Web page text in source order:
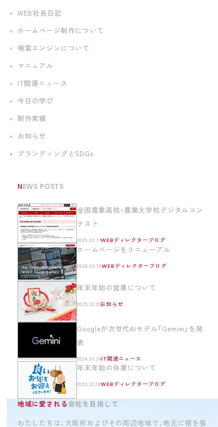
WEB社長日記
ホームページ制作について
検索エンジンについて
マニュアル
IT関連ニュース
今日の学び
制作実績
お知らせ
ブランディングとSDGs
NEWS POSTS
全国農業高校・農業大学校デジタルコン
テスト
2026.02.17WEBディレクターブログ
ホームページをリニューアル
2026.02.10WEBディレクターブログ
年末年始の営業について
2025.12.29 お知らせ
Googleが次世代AIモデル「Gemini」を発
表
2024.01.24IT関連ニュース
年末年始の休業について
2023.12.28WEBディレクターブログ
地域に愛される 会社を目指して
わたしたちは、大阪府およびその周辺地域で、地元に根を張